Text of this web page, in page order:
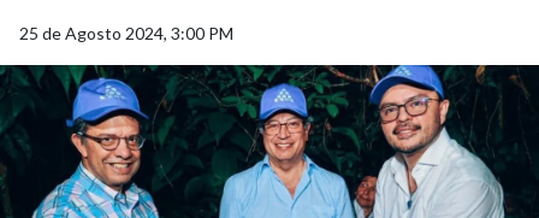
25 de Agosto 2024, 3:00 PM